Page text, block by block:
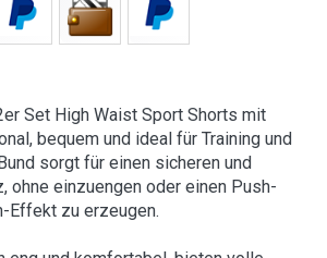
Set High Waist Sport Shorts mit
bequem und ideal für Training und
sorgt für einen sicheren und
ohne einzuengen oder einen Push-
Effekt zu erzeugen.